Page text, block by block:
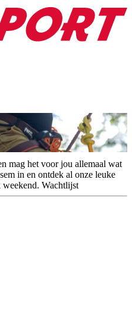
mag het voor jou allemaal wat
in en ontdek al onze leuke
Wachtlijst